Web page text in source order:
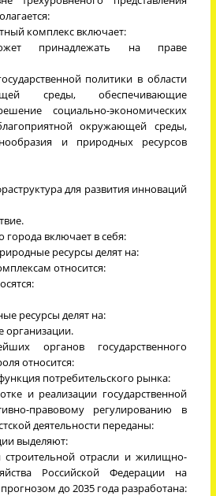
комплекс включает:
принадлежать на праве
политики в области
среды, обеспечивающие
социально-экономических
окружающей среды,
и природных ресурсов
для развития инноваций
города включает в себя:
ресурсы делят на:
относится:
ресурсы делят на:
организации.
органов государственного
относится:
потребительского рынка:
и реализации государственной
правовому регулированию в
деятельности переданы:
выделяют:
строительной отрасли и жилищно-
Российской Федерации на
до 2035 года разработана: